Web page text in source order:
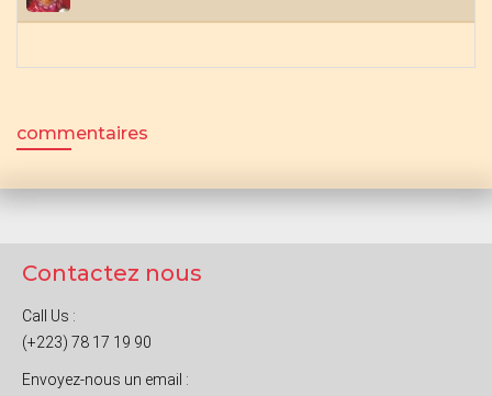
commentaires
Contactez nous
Call Us :
(+223) 78 17 19 90
Envoyez-nous un email :